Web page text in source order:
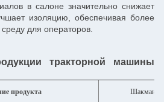
в салоне значительно снижает
изоляцию, обеспечивая более
для операторов.
тракторной машины
продукта Шакман